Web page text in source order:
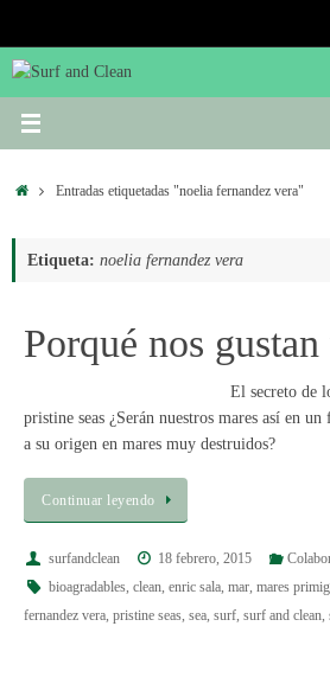
contenido
InicioEntradas etiquetadas "noelia fernandez vera"
Etiqueta: noelia fernandez vera
Porqué nos
El secreto de
pristine seas ¿Serán nuestros mares así en
a su origen en mares muy destruidos?
Continuar leyendo
surfandclean 18 febrero, 2015
bioagradables, clean, enric sala, mar, mares
fernandez vera pristine seas sea surf surf and clean